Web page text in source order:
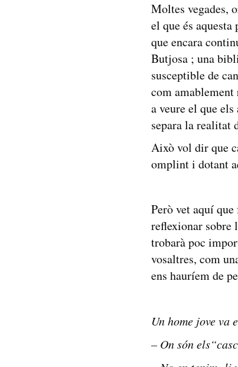
Moltes vegades,
el que és
que encara
Butjosa ; una
susceptible de
com
a veure el que
separa la realitat
Això vol dir que
omplint i dotant
Però vet aquí
reflexionar sobre
trobarà poc
vosaltres, com
ens hauríem de
Un home jove
– On són